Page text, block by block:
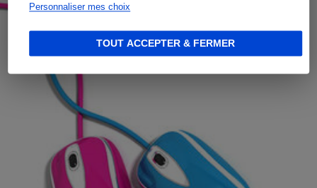
Personnaliser mes choix
TOUT ACCEPTER & FERMER